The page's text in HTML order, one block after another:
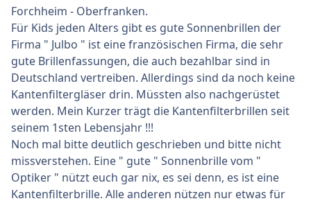
Forchheim - Oberfranken.
Für Kids jeden Alters gibt es gute Sonnenbrillen der
Firma " Julbo " ist eine französischen Firma, die sehr
gute Brillenfassungen, die auch bezahlbar sind in
Deutschland vertreiben. Allerdings sind da noch keine
Kantenfiltergläser drin. Müssten also nachgerüstet
werden. Mein Kurzer trägt die Kantenfilterbrillen seit
seinem 1sten Lebensjahr !!!
Noch mal bitte deutlich geschrieben und bitte nicht
missverstehen. Eine " gute " Sonnenbrille vom "
Optiker " nützt euch gar nix, es sei denn, es ist eine
Kantenfilterbrille. Alle anderen nützen nur etwas für